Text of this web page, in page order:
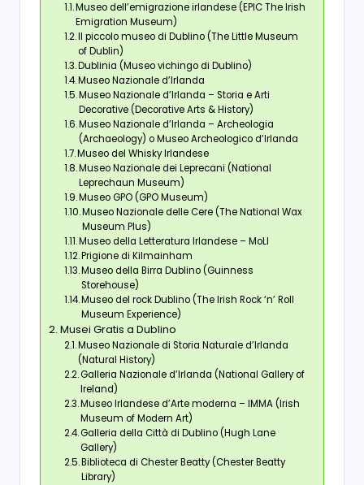
Museo dell’emigrazione irlandese (EPIC The Irish
Emigration Museum)
Il piccolo museo di Dublino (The Little Museum
of Dublin)
Dublinia (Museo vichingo di Dublino)
Museo Nazionale d’Irlanda
Museo Nazionale d’Irlanda – Storia e Arti
Decorative (Decorative Arts & History)
Museo Nazionale d’Irlanda – Archeologia
(Archaeology) o Museo Archeologico d’Irlanda
Museo del Whisky Irlandese
Museo Nazionale dei Leprecani (National
Leprechaun Museum)
Museo GPO (GPO Museum)
Museo Nazionale delle Cere (The National Wax
Museum Plus)
Museo della Letteratura Irlandese – MoLI
Prigione di Kilmainham
Museo della Birra Dublino (Guinness
Storehouse)
Museo del rock Dublino (The Irish Rock ‘n’ Roll
Museum Experience)
Musei Gratis a Dublino
Museo Nazionale di Storia Naturale d’Irlanda
(Natural History)
Galleria Nazionale d’Irlanda (National Gallery of
Ireland)
Museo Irlandese d’Arte moderna – IMMA (Irish
Museum of Modern Art)
Galleria della Città di Dublino (Hugh Lane
Gallery)
Biblioteca di Chester Beatty (Chester Beatty
Library)